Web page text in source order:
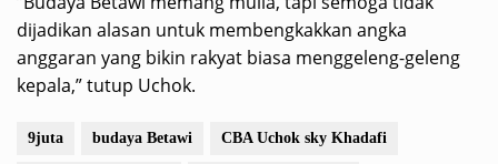
dijadikan alasan untuk membengkakkan angka
anggaran yang bikin rakyat biasa menggeleng-geleng
kepala,” tutup Uchok.
9juta budaya Betawi CBA Uchok sky Khadafi